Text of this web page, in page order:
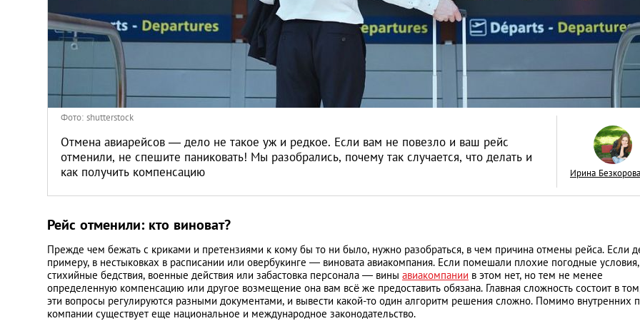
Паттайя
Пхукет
Санкт-Петербург
Фото: shutterstock
Отмена авиарейсов — дело не такое уж и редкое. Если вам не повезло и ваш рейс
отменили, не спешите паниковать! Мы разобрались, почему так случается, что делать и
как получить компенсацию
Ирина
Рейс отменили: кто виноват?
Прежде чем бежать с криками и претензиями к кому бы то ни было, нужно разобраться, в чем причина отмены рейса. Если
примеру, в нестыковках в расписании или овербукинге — виновата авиакомпания. Если помешали плохие погодные условия,
стихийные бедствия, военные действия или забастовка персонала — вины авиакомпании в этом нет, но тем не менее
определенную компенсацию или другое возмещение она вам всё же предоставить обязана. Главная сложность состоит в
эти вопросы регулируются разными документами, и вывести какой-то один алгоритм решения сложно. Помимо внутренних
компании существует еще национальное и международное законодательство.
человека.
которые помогут в
Петербурге
АНАЛИТИЧЕСКИЕ СТАТЬИ